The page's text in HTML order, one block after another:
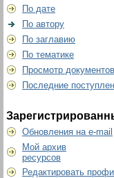
По дате
По автору
По заглавию
По тематике
Просмотр документов
Последние
Обновления на e-mail
Мой архив
ресурсов
Редактировать